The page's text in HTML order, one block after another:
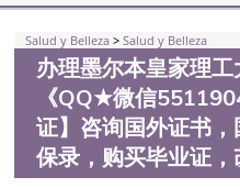
Salud y Belleza >Salud y Belleza
办理墨尔本皇家理
《QQ★微信
证】咨询国外证书
保录，购买毕业证